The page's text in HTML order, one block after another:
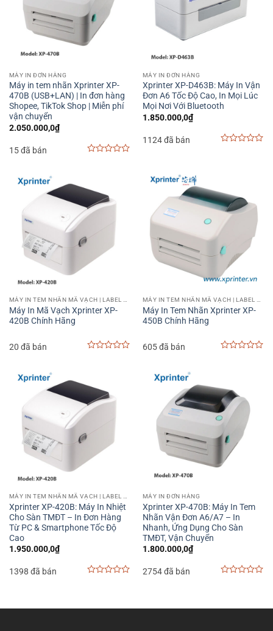
MÁY IN ĐƠN HÀNG
Máy in tem nhãn Xprinter XP-
470B (USB+LAN) | In đơn hàng
Shopee, TikTok Shop | Miễn phí
vận chuyển
2.050.000,0₫
15 đã bán
MÁY IN ĐƠN HÀNG
Xprinter XP-D463B: Máy In Vận
Đơn A6 Tốc Độ Cao, In Mọi Lúc
Mọi Nơi Với Bluetooth
1.850.000,0₫
1124 đã bán
MÁY IN TEM NHÃN MÃ VẠCH | LABEL BARCODE PRINTER
Máy In Mã Vạch Xprinter XP-
420B Chính Hãng
20 đã bán
MÁY IN TEM NHÃN MÃ VẠCH | LABEL BARCODE PRINTER
Máy In Tem Nhãn Xprinter XP-
450B Chính Hãng
605 đã bán
Xprinter XP-420B: Máy In Nhiệt
Cho Sàn TMĐT – In Đơn Hàng
Từ PC & Smartphone Tốc Độ
Cao
1.950.000,0₫
1398 đã bán
5
MÁY IN ĐƠN HÀNG
Xprinter XP-470B: Máy In Tem
Nhãn Vận Đơn A6/A7 – In
Nhanh, Ứng Dụng Cho Sàn
TMĐT, Vận Chuyển
1.800.000,0₫
2754 đã bán
5